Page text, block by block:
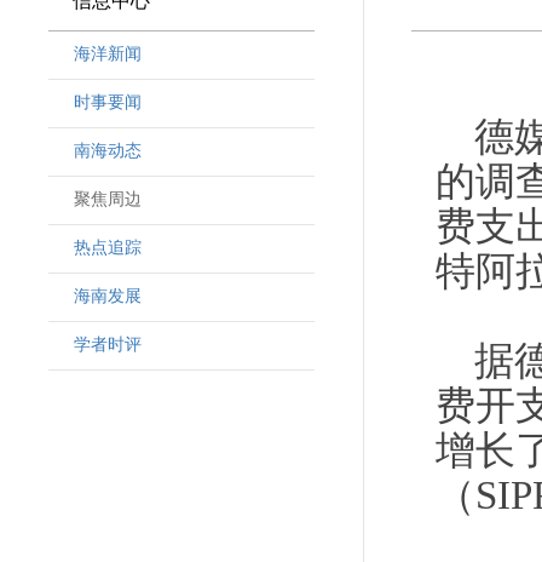
海洋新闻
时事要闻
南海动态
聚焦周边
热点追踪
海南发展
学者时评
德
的调
费支
特阿
据
费开
增长
（